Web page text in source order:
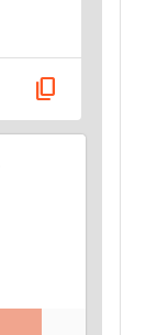
content_copy